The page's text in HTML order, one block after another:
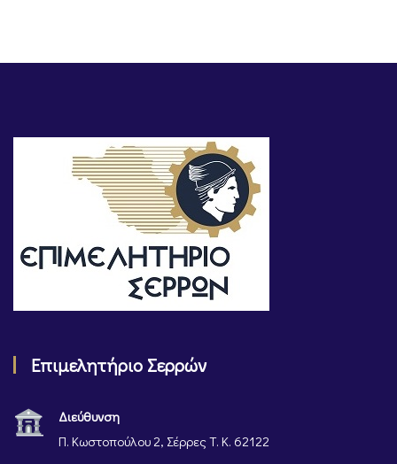
Επιμελητήριο Σερρών
Διεύθυνση
Π. Κωστοπούλου 2, Σέρρες Τ. Κ. 62122